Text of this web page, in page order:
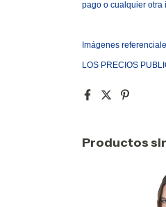
pago o cualquier otra
Imágenes
LOS PRECIOS
Productos